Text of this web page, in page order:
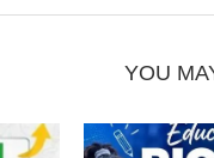
YOU